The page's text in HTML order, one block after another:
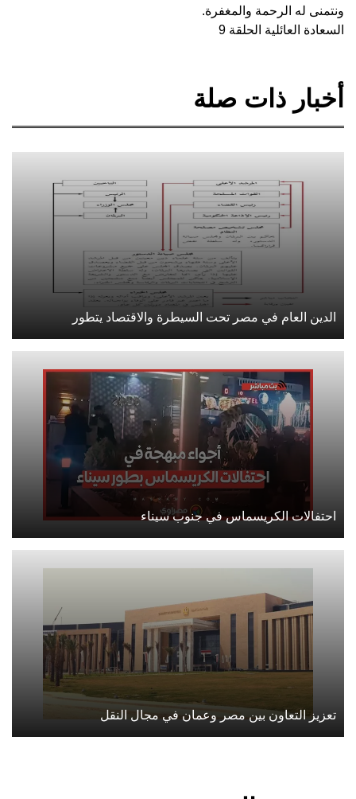
ونتمنى له الرحمة والمغفرة.
السعادة العائلية الحلقة 9
أخبار ذات صلة
الدين العام في مصر تحت السيطرة والاقتصاد يتطور
احتفالات الكريسماس في جنوب سيناء
تعزيز التعاون بين مصر وعمان في مجال النقل